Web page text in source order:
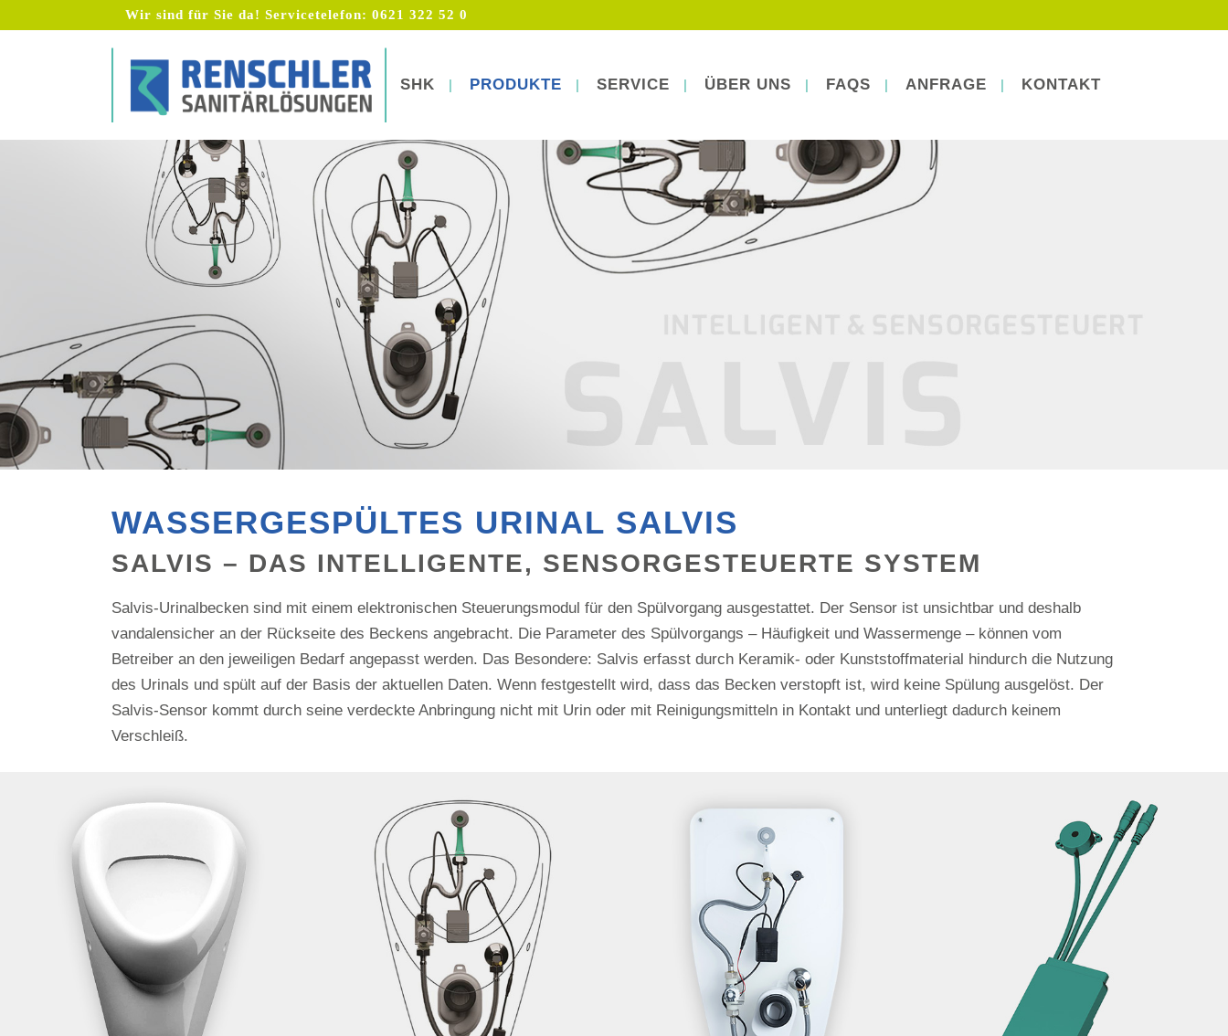
Wir sind für Sie da! Servicetelefon: 0621 322 52 0
SHK PRODUKTE SERVICE ÜBER UNS FAQS ANFRAGE KONTAKT
WASSERGESPÜLTES URINAL SALVIS
SALVIS – DAS INTELLIGENTE, SENSORGESTEUERTE SYSTEM
Salvis-Urinalbecken sind mit einem elektronischen Steuerungsmodul für den Spülvorgang ausgestattet. Der Sensor ist unsichtbar und deshalb
vandalensicher an der Rückseite des Beckens angebracht. Die Parameter des Spülvorgangs – Häufigkeit und Wassermenge – können vom
Betreiber an den jeweiligen Bedarf angepasst werden. Das Besondere: Salvis erfasst durch Keramik- oder Kunststoffmaterial hindurch die Nutzung
des Urinals und spült auf der Basis der aktuellen Daten. Wenn festgestellt wird, dass das Becken verstopft ist, wird keine Spülung ausgelöst. Der
Salvis-Sensor kommt durch seine verdeckte Anbringung nicht mit Urin oder mit Reinigungsmitteln in Kontakt und unterliegt dadurch keinem
Verschleiß.